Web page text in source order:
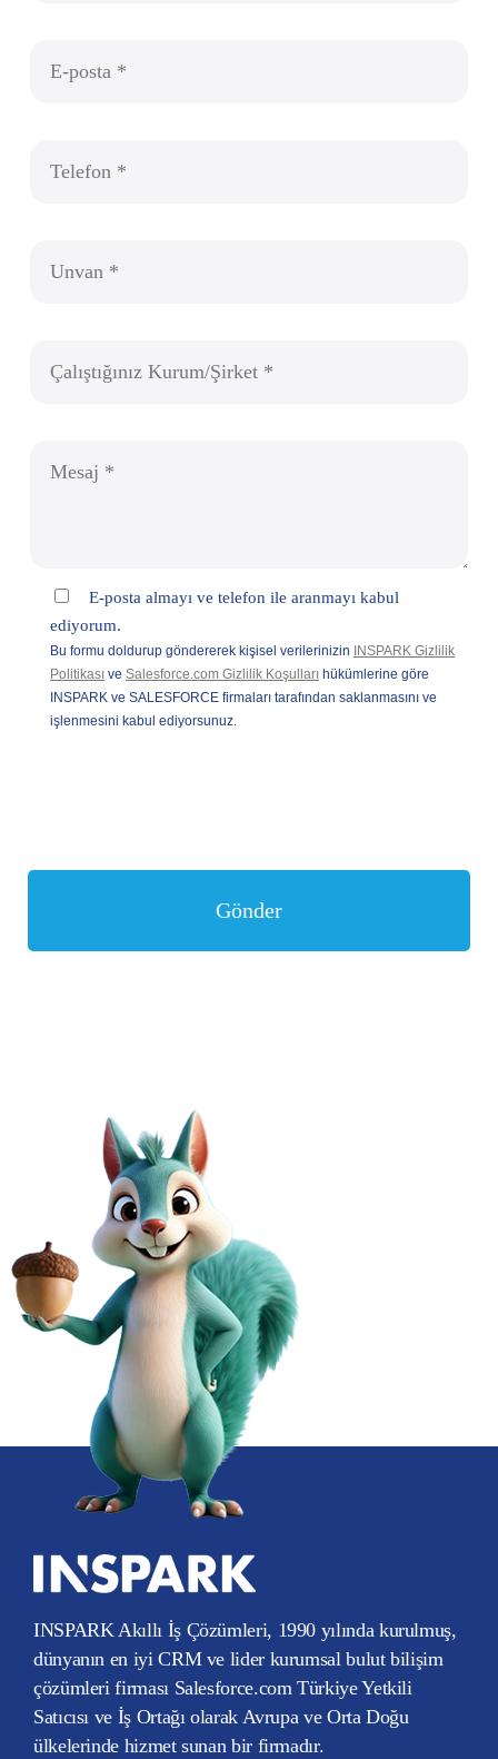
INSPARK Akıllı İş Çözümleri, 1990 yılında kurulmuş,
dünyanın en iyi CRM ve lider kurumsal bulut bilişim
çözümleri firması Salesforce.com Türkiye Yetkili
Satıcısı ve İş Ortağı olarak Avrupa ve Orta Doğu
ülkelerinde hizmet sunan bir firmadır.